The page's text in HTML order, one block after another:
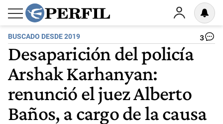
BUSCADO DESDE 2019 3
Desaparición del policía
Arshak Karhanyan:
renunció el juez Alberto
Baños, a cargo de la causa